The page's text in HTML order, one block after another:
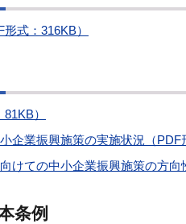
式：316KB）
）
業振興施策の実施状況（PDF
ての中小企業振興施策の方向
条例